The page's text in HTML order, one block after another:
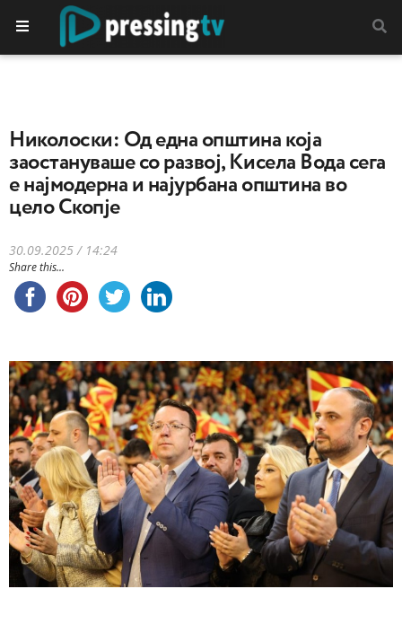
Николоски: Од една општина која
заостануваше со развој, Кисела Вода сега
е најмодерна и најурбана општина во
цело Скопје
30.09.2025 / 14:24
Share this...